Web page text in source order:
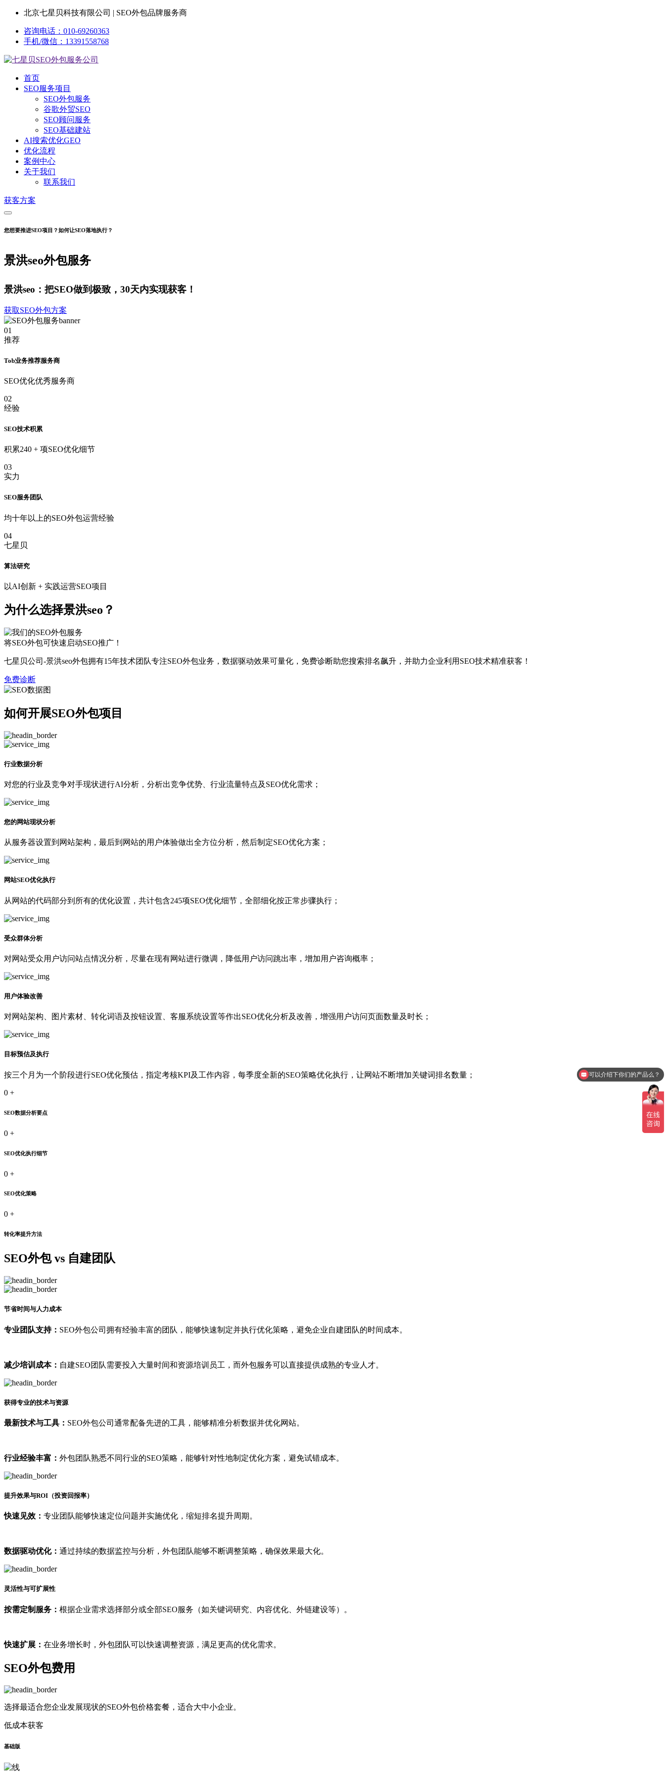
北京七星贝科技有限公司 | SEO外包品牌服务商
咨询电话：010-69260363
手机/微信：13391558768
首页
SEO服务项目
SEO外包服务
谷歌外贸SEO
SEO顾问服务
SEO基础建站
AI搜索优化GEO
优化流程
案例中心
关于我们
联系我们
获客方案
您想要推进SEO项目？如何让SEO落地执行？
景洪seo外包服务
景洪seo：把SEO做到极致，30天内实现获客！
获取SEO外包方案
01
推荐
Tob业务推荐服务商
SEO优化优秀服务商
02
经验
SEO技术积累
积累240 + 项SEO优化细节
03
实力
SEO服务团队
均十年以上的SEO外包运营经验
04
七星贝
算法研究
以AI创新 + 实践运营SEO项目
为什么选择景洪seo？
将SEO外包可快速启动SEO推广！
七星贝公司-景洪seo外包拥有15年技术团队专注SEO外包业务，数据驱动效果可量化，免费诊断助您搜索排名飙升，并助力企业利用SEO技术精准获客！
免费诊断
如何开展SEO外包项目
行业数据分析
对您的行业及竞争对手现状进行AI分析，分析出竞争优势、行业流量特点及SEO优化需求；
您的网站现状分析
从服务器设置到网站架构，最后到网站的用户体验做出全方位分析，然后制定SEO优化方案；
网站SEO优化执行
从网站的代码部分到所有的优化设置，共计包含245项SEO优化细节，全部细化按正常步骤执行；
受众群体分析
对网站受众用户访问站点情况分析，尽量在现有网站进行微调，降低用户访问跳出率，增加用户咨询概率；
用户体验改善
对网站架构、图片素材、转化词语及按钮设置、客服系统设置等作出SEO优化分析及改善，增强用户访问页面数量及时长；
目标预估及执行
按三个月为一个阶段进行SEO优化预估，指定考核KPI及工作内容，每季度全新的SEO策略优化执行，让网站不断增加关键词排名数量；
0 +
SEO数据分析要点
0 +
SEO优化执行细节
0 +
SEO优化策略
0 +
转化率提升方法
SEO外包 vs 自建团队
节省时间与人力成本
专业团队支持： SEO外包公司拥有经验丰富的团队，能够快速制定并执行优化策略，避免企业自建团队的时间成本。
减少培训成本： 自建SEO团队需要投入大量时间和资源培训员工，而外包服务可以直接提供成熟的专业人才。
获得专业的技术与资源
最新技术与工具： SEO外包公司通常配备先进的工具，能够精准分析数据并优化网站。
行业经验丰富： 外包团队熟悉不同行业的SEO策略，能够针对性地制定优化方案，避免试错成本。
提升效果与ROI（投资回报率）
快速见效： 专业团队能够快速定位问题并实施优化，缩短排名提升周期。
数据驱动优化： 通过持续的数据监控与分析，外包团队能够不断调整策略，确保效果最大化。
灵活性与可扩展性
按需定制服务： 根据企业需求选择部分或全部SEO服务（如关键词研究、内容优化、外链建设等）。
快速扩展： 在业务增长时，外包团队可以快速调整资源，满足更高的优化需求。
SEO外包费用
选择最适合您企业发展现状的SEO外包价格套餐，适合大中小企业。
低成本获客
基础版
你们是怎么收费的呢？